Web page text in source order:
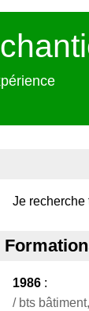
Je recherche
1986 :
/ bts